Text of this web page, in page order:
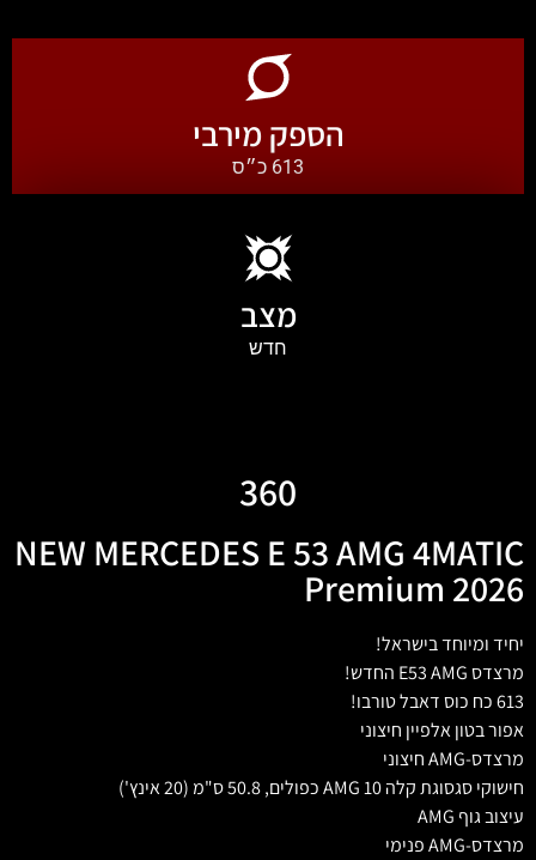
הספק מירבי
613 כ״ס
מצב
חדש
360
NEW MERCEDES E 53 AMG 4MATIC
Premium 2026
יחיד ומיוחד בישראל!
מרצדס E53 AMG החדש!
613 כח כוס דאבל טורבו!
אפור בטון אלפיין חיצוני
מרצדס-AMG חיצוני
חישוקי סגסוגת קלה AMG 10 כפולים, 50.8 ס"מ (20 אינץ')
עיצוב גוף AMG
מרצדס-AMG פנימי